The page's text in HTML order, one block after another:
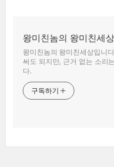
왕미친놈의 왕미친세상
왕미친놈의 왕미친세상입니
써도 되지만, 근거 없는 소리
다.
구독하기